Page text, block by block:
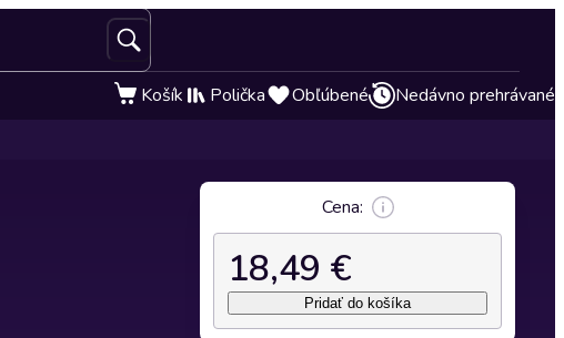
Košík Polička Obľúbené Nedávno prehrávané
Cena:
18,49 €
Pridať do košíka